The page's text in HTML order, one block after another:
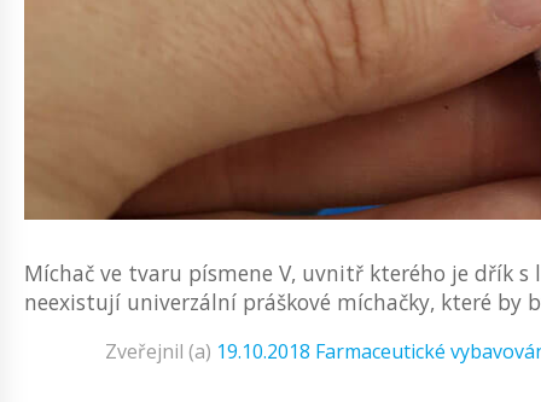
Míchač ve tvaru písmene V, uvnitř kterého je dřík
neexistují univerzální práškové míchačky, které by
Zveřejnil (a) 19.10.2018 Farmaceutické